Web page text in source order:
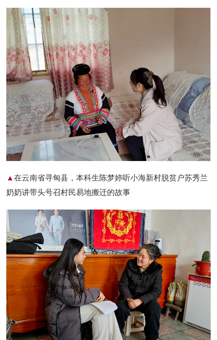
▲在云南省寻甸县，本科生陈梦婷听小海新村脱贫户苏秀兰
奶奶讲带头号召村民易地搬迁的故事